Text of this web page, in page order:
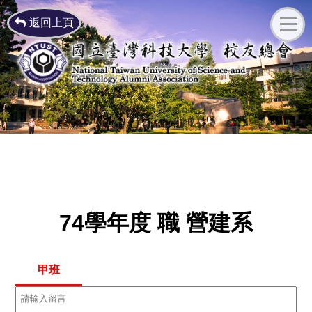
返回上頁
74學年度 職 營建系
甲班